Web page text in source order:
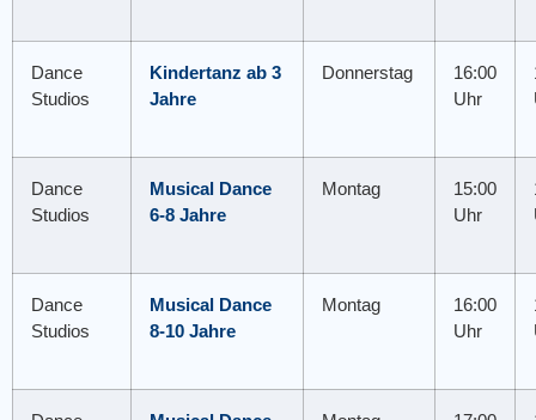
Dance
Studios
Kindertanz ab 3
Jahre
Donnerstag
16:00
Uhr
Dance
Studios
Musical Dance
6-8 Jahre
Montag
15:00
Uhr
Dance
Studios
Musical Dance
8-10 Jahre
Montag
16:00
Uhr